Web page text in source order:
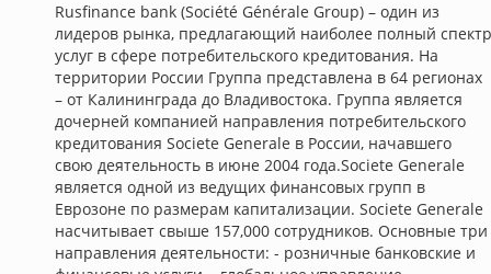
Rusfinance bank (Société Générale Group) – один из
лидеров рынка, предлагающий наиболее полный спектр
услуг в сфере потребительского кредитования. На
территории России Группа представлена в 64 регионах
– от Калининграда до Владивостока. Группа является
дочерней компанией направления потребительского
кредитования Societe Generale в России, начавшего
свою деятельность в июне 2004 года.Societe Generale
является одной из ведущих финансовых групп в
Еврозоне по размерам капитализации. Societe Generale
насчитывает свыше 157,000 сотрудников. Основные три
направления деятельности: - розничные банковские и